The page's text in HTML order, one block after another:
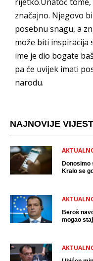
značajno. Njegovo
posebnu snagu, a
može biti inspiracija
ime je dio bogate
pa će uvijek imati
narodu.
NAJNOVIJE
Donosimo
Kralo se
Beroš
mogao